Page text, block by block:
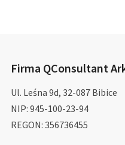
Firma QConsultant
Ul. Leśna 9d, 32-087 Bibice
NIP: 945-100-23-94
REGON: 356736455